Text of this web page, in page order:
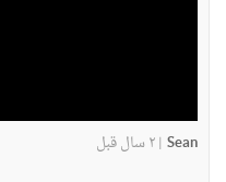
Sean
|۲ سال قبل